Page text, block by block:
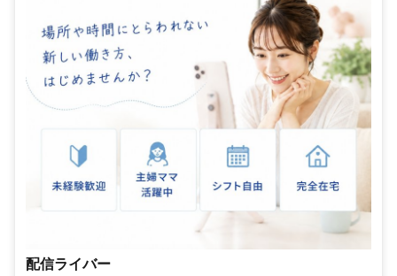
配信ライバー